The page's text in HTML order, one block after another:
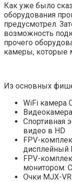
Как уже было
оборудования
предусмотрел.
возможность
прочего
камеры, которые
Из основных
WiFi камера
Спортивная
видео в HD
FPV-
дисплейный
FPV-
монитором:
Очки MJX-